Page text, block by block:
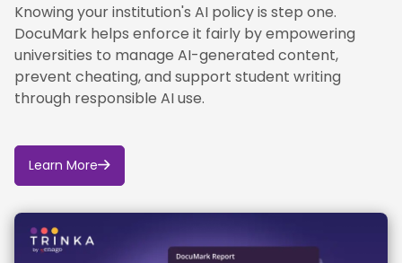
Knowing your institution's AI policy is step one.
DocuMark helps enforce it fairly by empowering
universities to manage AI-generated content,
prevent cheating, and support student writing
through responsible AI use.
Learn More